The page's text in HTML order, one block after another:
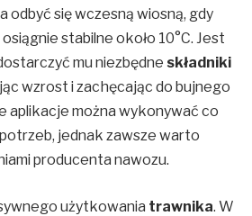
odbyć się wczesną wiosną, gdy
stabilne około 10°C. Jest
mu niezbędne składniki
wzrost i zachęcając do bujnego
aplikacje można wykonywać co
jednak zawsze warto
producenta nawozu.
użytkowania trawnika. W